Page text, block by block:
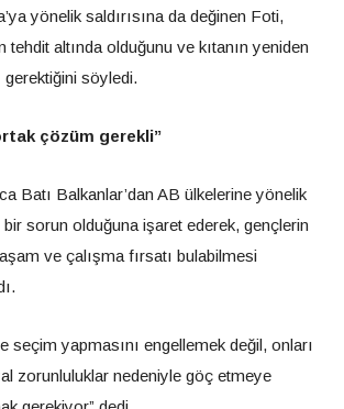
yönelik saldırısına da değinen Foti,
tehdit altında olduğunu ve kıtanın yeniden
gerektiğini söyledi.
çözüm gerekli”
Batı Balkanlar’dan AB ülkelerine yönelik
sorun olduğuna işaret ederek, gençlerin
ve çalışma fırsatı bulabilmesi
seçim yapmasını engellemek değil, onları
zorunluluklar nedeniyle göç etmeye